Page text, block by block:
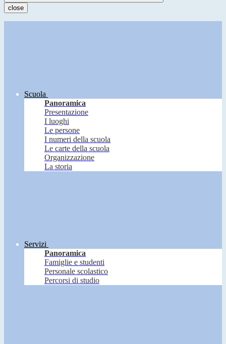
close
Scuola
Panoramica
Presentazione
I luoghi
Le persone
I numeri della scuola
Le carte della scuola
Organizzazione
La storia
Servizi
Panoramica
Famiglie e studenti
Personale scolastico
Percorsi di studio